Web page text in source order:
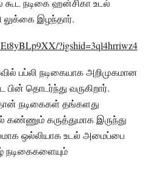
லுக்கை இழந்தார்.
?igshid=3ql4hrriwz4
பப்லி நடிகையாக அறிமுகமான
தொடர்ந்து வருகிறார்.
நடிகைகள் தங்களது
கருத்துமாக இருந்து
ஒல்லியாக உடல் அமைப்பை
நடிகைகளையும்